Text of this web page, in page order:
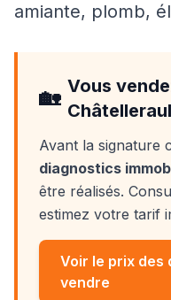
amiante, plomb,
🏡 Vous
Avant la signature
diagnostics
être réalisés.
estimez votre tarif
Voir le prix des
vendre